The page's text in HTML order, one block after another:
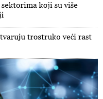
koji su više
trostruko veći rast